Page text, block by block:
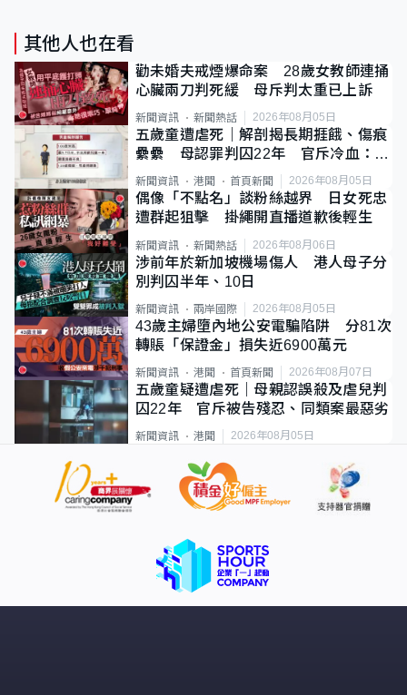
其他人也在看
勸未婚夫戒煙爆命案 28歲女教師連捅
心臟兩刀判死緩 母斥判太重已上訴
新聞資訊 新聞熱話 2026年08月05日
五歲童遭虐死｜解剖揭長期捱餓、傷痕
纍纍 母認罪判囚22年 官斥冷血：同
類案最惡劣
新聞資訊 港聞 首頁新聞 2026年08月05日
偶像「不點名」談粉絲越界 日女死忠
遭群起狙擊 掛繩開直播道歉後輕生
新聞資訊 新聞熱話 2026年08月06日
涉前年於新加坡機場傷人 港人母子分
別判囚半年、10日
新聞資訊 兩岸國際 2026年08月05日
43歲主婦墮內地公安電騙陷阱 分81次
轉賬「保證金」損失近6900萬元
新聞資訊 港聞 首頁新聞 2026年08月07日
五歲童疑遭虐死｜母親認誤殺及虐兒判
囚22年 官斥被告殘忍、同類案最惡劣
新聞資訊 港聞 2026年08月05日